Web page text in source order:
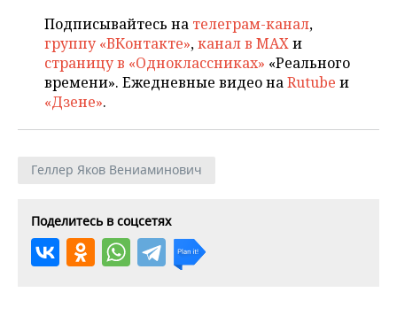
Подписывайтесь на телеграм-канал,
группу «ВКонтакте»,канал в MAXи
страницу в «Одноклассниках» «Реального
времени». Ежедневные видео наRutube и
«Дзене».
Геллер Яков Вениаминович
Поделитесь в соцсетях